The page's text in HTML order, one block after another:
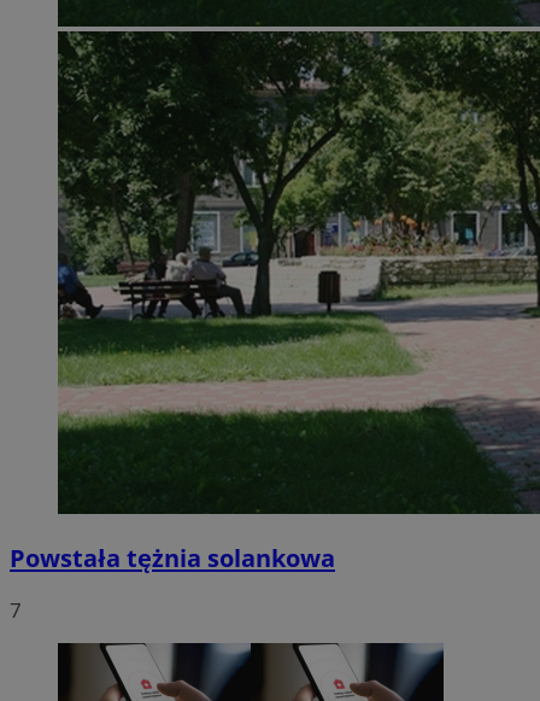
Powstała tężnia solankowa
7